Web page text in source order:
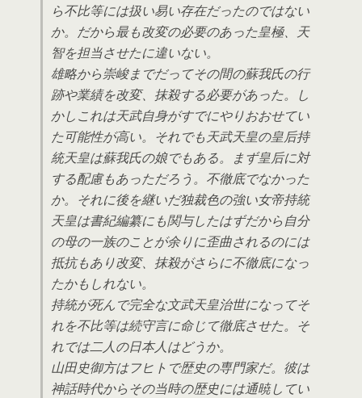
ら不比等には扱い易い存在だったのではない
か。だから最も改変の必要のあった皇極、天
智を担当させたに違いない。
雄略から崇峻までだってその間の蘇我氏の行
跡や業績を改変、抹殺する必要があった。し
かしこれは天武自身がすでにやりおおせてい
た可能性が高い。それでも天武天皇の皇后持
統天皇は蘇我氏の娘でもある。まず皇后に対
する配慮もあっただろう。不徹底でなかった
か。それに後を継いだ独裁色の強い女帝持統
天皇は書紀編纂にも関与したはずだから自分
の母の一族のことが余りに歪曲されるのには
抵抗もあり改変、抹殺がさらに不徹底になっ
たかもしれない。
持統が死んで完全な文武天皇治世になってそ
れを不比等は続守言に命じて徹底させた。そ
れでは二人の日本人はどうか。
山田史御方はフヒトで歴史の専門家だ。彼は
神話時代からその当時の歴史には通暁してい